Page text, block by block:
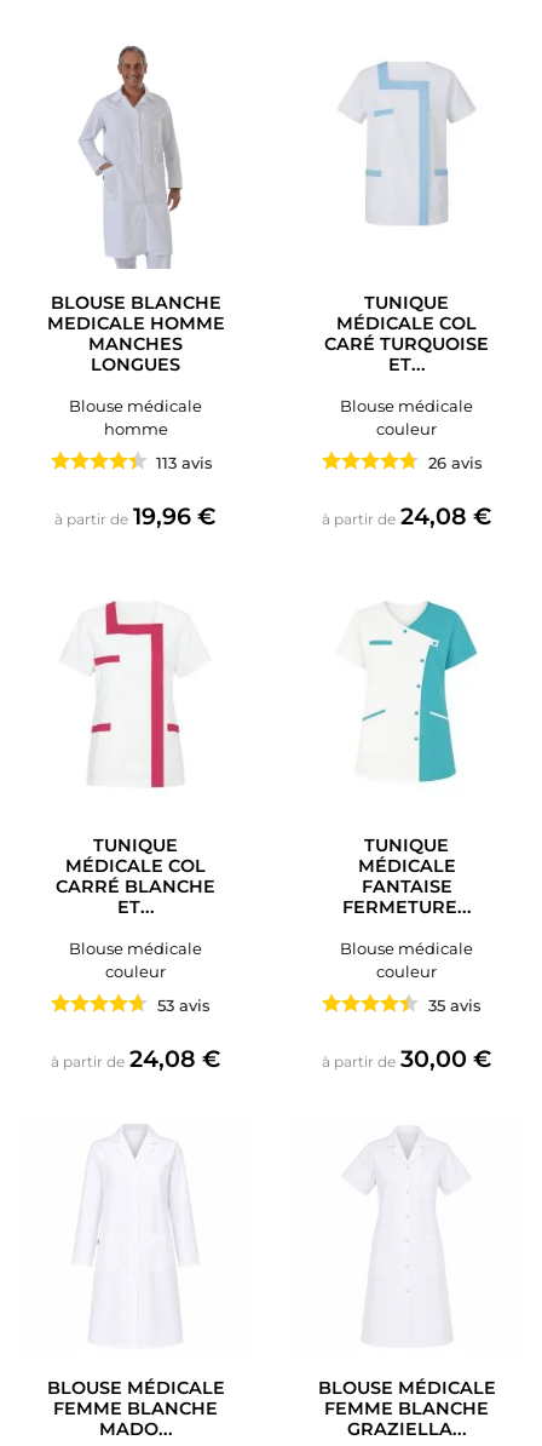
BLOUSE BLANCHE
MEDICALE HOMME
MANCHES
LONGUES
Blouse médicale
homme
113 avis
à partir de Prix
19,96 €
TUNIQUE
MÉDICALE COL
CARÉ TURQUOISE
ET...
Blouse médicale
couleur
26 avis
à partir de Prix
24,08 €
TUNIQUE
MÉDICALE COL
CARRÉ BLANCHE
ET...
Blouse médicale
couleur
53 avis
à partir de Prix
24,08 €
TUNIQUE
MÉDICALE
FANTAISE
FERMETURE...
Blouse médicale
couleur
35 avis
à partir de Prix
30,00 €
BLOUSE MÉDICALE
FEMME BLANCHE
MADO...
BLOUSE MÉDICALE
FEMME BLANCHE
GRAZIELLA...